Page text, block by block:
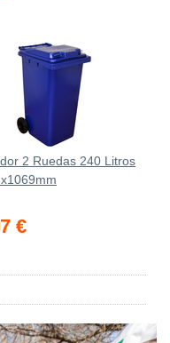
2 Ruedas 240 Litros
€